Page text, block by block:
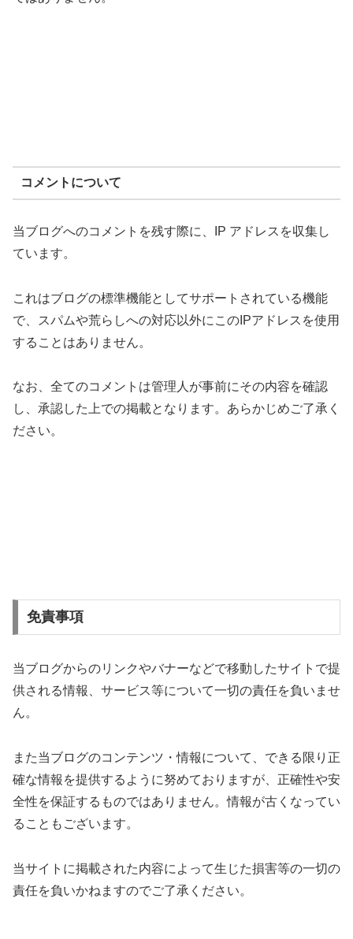
コメントについて
当ブログへのコメントを残す際に、IP アドレスを収集し
ています。
これはブログの標準機能としてサポートされている機能
で、スパムや荒らしへの対応以外にこのIPアドレスを使用
することはありません。
なお、全てのコメントは管理人が事前にその内容を確認
し、承認した上での掲載となります。あらかじめご了承く
ださい。
免責事項
当ブログからのリンクやバナーなどで移動したサイトで提
供される情報、サービス等について一切の責任を負いませ
ん。
また当ブログのコンテンツ・情報について、できる限り正
確な情報を提供するように努めておりますが、正確性や安
全性を保証するものではありません。情報が古くなってい
ることもございます。
当サイトに掲載された内容によって生じた損害等の一切の
責任を負いかねますのでご了承ください。